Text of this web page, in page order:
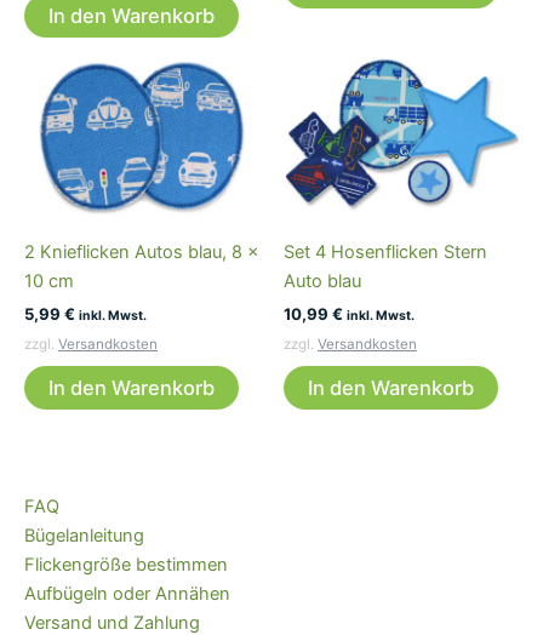
In den Warenkorb
2 Knieflicken Autos blau, 8 x
10 cm
5,99 € inkl. Mwst.
zzgl. Versandkosten
In den Warenkorb
Set 4 Hosenflicken Stern
Auto blau
10,99 € inkl. Mwst.
zzgl. Versandkosten
In den Warenkorb
FAQ
Bügelanleitung
Flickengröße bestimmen
Aufbügeln oder Annähen
Versand und Zahlung